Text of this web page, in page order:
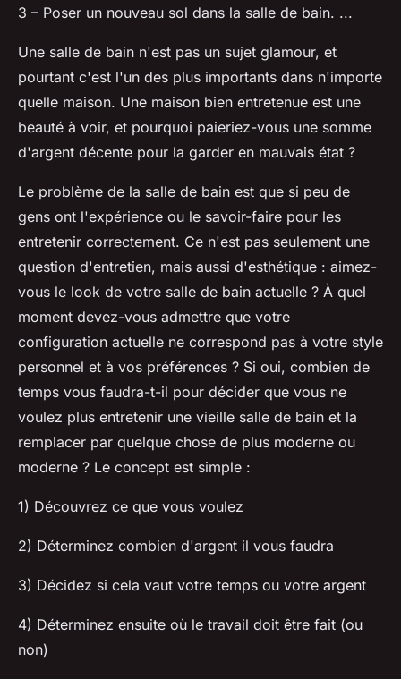
3 – Poser un nouveau sol dans la salle de bain. ...
Une salle de bain n'est pas un sujet glamour, et
pourtant c'est l'un des plus importants dans n'importe
quelle maison. Une maison bien entretenue est une
beauté à voir, et pourquoi paieriez-vous une somme
d'argent décente pour la garder en mauvais état ?
Le problème de la salle de bain est que si peu de
gens ont l'expérience ou le savoir-faire pour les
entretenir correctement. Ce n'est pas seulement une
question d'entretien, mais aussi d'esthétique : aimez-
vous le look de votre salle de bain actuelle ? À quel
moment devez-vous admettre que votre
configuration actuelle ne correspond pas à votre style
personnel et à vos préférences ? Si oui, combien de
temps vous faudra-t-il pour décider que vous ne
voulez plus entretenir une vieille salle de bain et la
remplacer par quelque chose de plus moderne ou
moderne ? Le concept est simple :
1) Découvrez ce que vous voulez
2) Déterminez combien d'argent il vous faudra
3) Décidez si cela vaut votre temps ou votre argent
4) Déterminez ensuite où le travail doit être fait (ou
non)